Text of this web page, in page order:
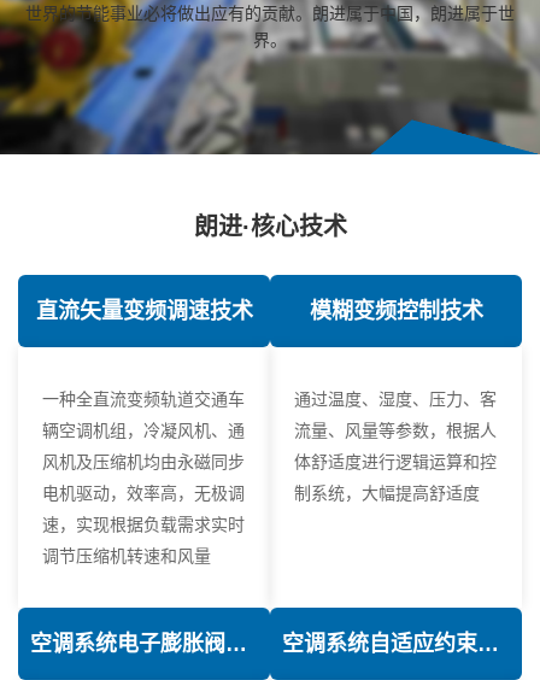
世界的节能事业必将做出应有的贡献。朗进属于中国，朗进属于世
界。
朗进·核心技术
直流矢量变频调速技术
一种全直流变频轨道交通车
辆空调机组，冷凝风机、通
风机及压缩机均由永磁同步
电机驱动，效率高，无极调
速，实现根据负载需求实时
调节压缩机转速和风量
模糊变频控制技术
通过温度、湿度、压力、客
流量、风量等参数，根据人
体舒适度进行逻辑运算和控
制系统，大幅提高舒适度
空调系统电子膨胀阀热力学优化技术 空调系统自适应约束控制技术